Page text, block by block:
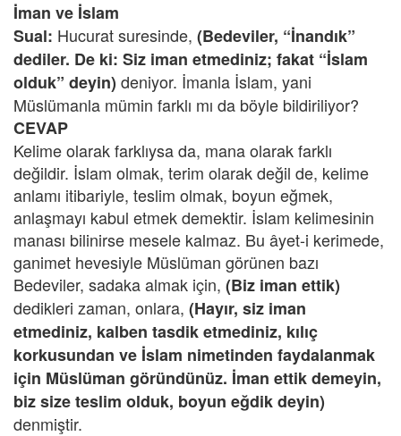
İman ve İslam
Sual: Hucurat suresinde, (Bedeviler, “İnandık”
dediler. De ki: Siz iman etmediniz; fakat “İslam
olduk” deyin) deniyor. İmanla İslam, yani
Müslümanla mümin farklı mı da böyle bildiriliyor?
CEVAP
Kelime olarak farklıysa da, mana olarak farklı
değildir. İslam olmak, terim olarak değil de, kelime
anlamı itibariyle, teslim olmak, boyun eğmek,
anlaşmayı kabul etmek demektir. İslam kelimesinin
manası bilinirse mesele kalmaz. Bu âyet-i kerimede,
ganimet hevesiyle Müslüman görünen bazı
Bedeviler, sadaka almak için, (Biz iman ettik)
dedikleri zaman, onlara, (Hayır, siz iman
etmediniz, kalben tasdik etmediniz, kılıç
korkusundan ve İslam nimetinden faydalanmak
için Müslüman göründünüz. İman ettik demeyin,
biz size teslim olduk, boyun eğdik deyin)
denmiştir.